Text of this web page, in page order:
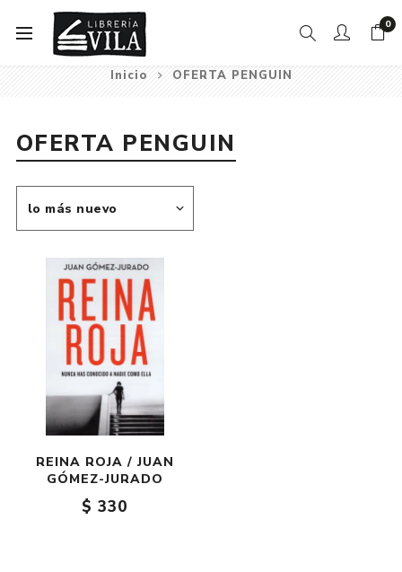
0
Inicio OFERTA PENGUIN
OFERTA PENGUIN
REINA ROJA / JUAN
GÓMEZ-JURADO
$ 330